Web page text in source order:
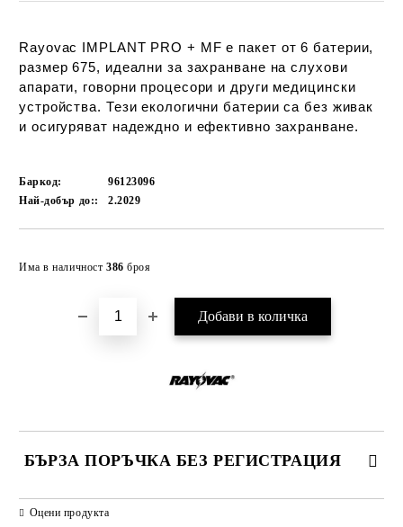
Rayovac IMPLANT PRO + MF е пакет от 6 батерии,
размер 675, идеални за захранване на слухови
апарати, говорни процесори и други медицински
устройства. Тези екологични батерии са без живак
и осигуряват надеждно и ефективно захранване.
Баркод:
96123096
Най-добър до::
2.2029
Има в наличност 386 броя
БЪРЗА ПОРЪЧКА БЕЗ РЕГИСТРАЦИЯ
Оцени продукта